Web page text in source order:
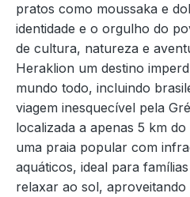
pratos como moussaka e
identidade e o orgulho do
de cultura, natureza e
Heraklion um destino
mundo todo, incluindo
viagem inesquecível pela
localizada a apenas 5 km
uma praia popular com
aquáticos, ideal para
relaxar ao sol, aproveitando